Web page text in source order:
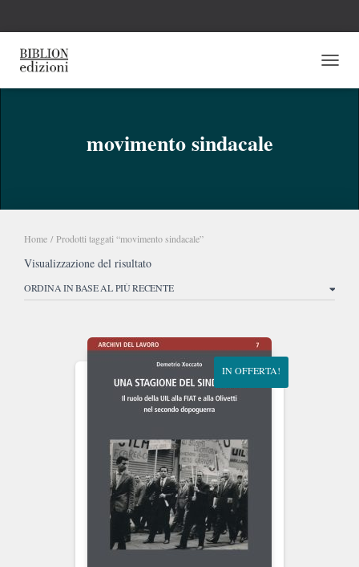
movimento sindacale
Home / Prodotti taggati “movimento sindacale”
Visualizzazione del risultato
IN OFFERTA!